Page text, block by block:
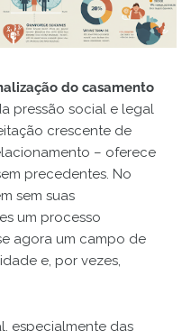
do casamento
pressão social e legal
crescente de
– oferece
precedentes. No
sem suas
um processo
agora um campo de
e, por vezes,
especialmente das